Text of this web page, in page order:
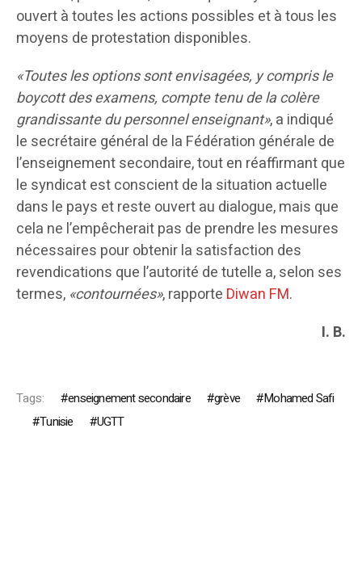
ouvert à toutes les actions possibles et à tous les
moyens de protestation disponibles.
«Toutes les options sont envisagées, y compris le
boycott des examens, compte tenu de la colère
grandissante du personnel enseignant», a indiqué
le secrétaire général de la Fédération générale de
l’enseignement secondaire, tout en réaffirmant que
le syndicat est conscient de la situation actuelle
dans le pays et reste ouvert au dialogue, mais que
cela ne l’empêcherait pas de prendre les mesures
nécessaires pour obtenir la satisfaction des
revendications que l’autorité de tutelle a, selon ses
termes, «contournées», rapporte Diwan FM.
I. B.
Tags: enseignement secondaire grève
Mohamed Safi
Tunisie
UGTT